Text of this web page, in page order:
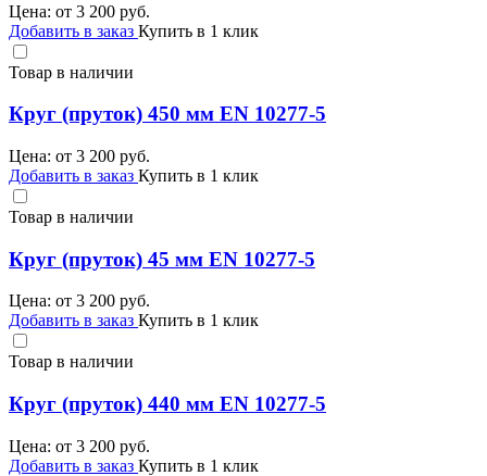
Цена: от 3 200 руб.
Добавить в заказ Купить в 1 клик
Товар в наличии
Круг (пруток) 450 мм EN 10277-5
Цена: от 3 200 руб.
Добавить в заказ Купить в 1 клик
Товар в наличии
Круг (пруток) 45 мм EN 10277-5
Цена: от 3 200 руб.
Добавить в заказ Купить в 1 клик
Товар в наличии
Круг (пруток) 440 мм EN 10277-5
Цена: от 3 200 руб.
Добавить в заказ Купить в 1 клик